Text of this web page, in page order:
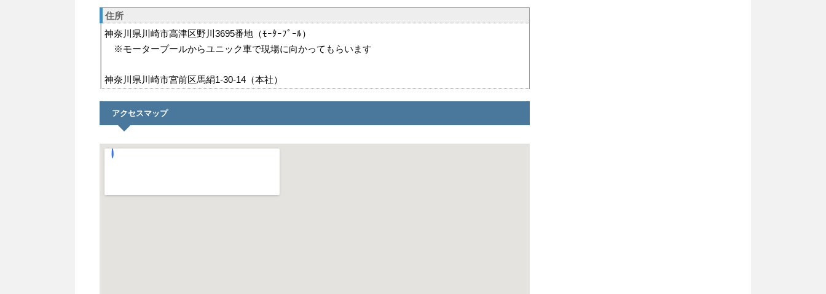
住所
神奈川県川崎市高津区野川3695番地（ﾓｰﾀｰﾌﾟｰﾙ）
※モータープールからユニック車で現場に向かってもらいます
神奈川県川崎市宮前区馬絹1-30-14（本社）
アクセスマップ